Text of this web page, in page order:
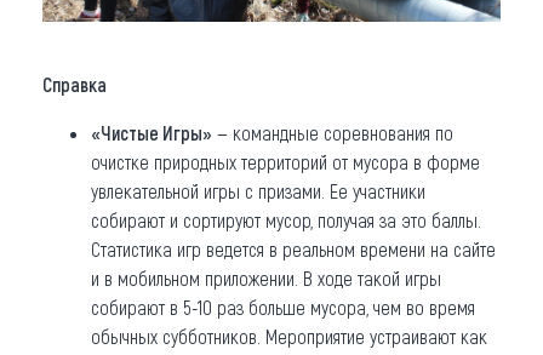
Справка
«Чистые Игры» — командные соревнования по
очистке природных территорий от мусора в форме
увлекательной игры с призами. Ее участники
собирают и сортируют мусор, получая за это баллы.
Статистика игр ведется в реальном времени на сайте
и в мобильном приложении. В ходе такой игры
собирают в 5-10 раз больше мусора, чем во время
обычных субботников. Мероприятие устраивают как